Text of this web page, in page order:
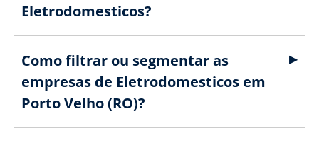
Eletrodomesticos?
Como filtrar ou segmentar as
empresas de Eletrodomesticos em
Porto Velho (RO)?